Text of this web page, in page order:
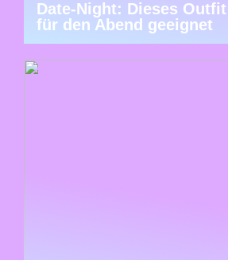
Date-Night: Dieses
für den Abend geeignet